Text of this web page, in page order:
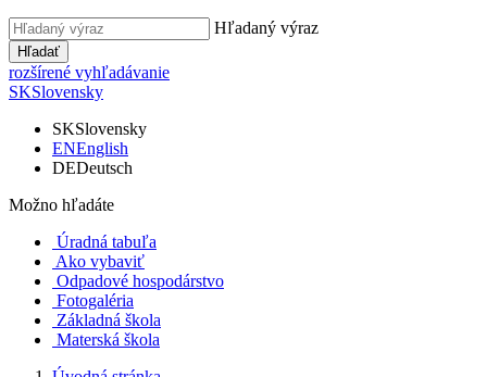
Hľadaný výraz
Hľadať
rozšírené vyhľadávanie
SKSlovensky
SKSlovensky
ENEnglish
DEDeutsch
Možno hľadáte
Úradná tabuľa
Ako vybaviť
Odpadové hospodárstvo
Fotogaléria
Základná škola
Materská škola